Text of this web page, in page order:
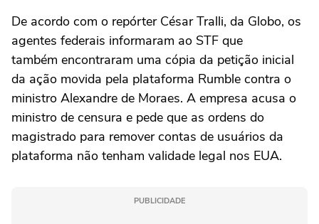
De acordo com o repórter César Tralli, da Globo, os
agentes federais informaram ao STF que
também encontraram uma cópia da petição inicial
da ação movida pela plataforma Rumble contra o
ministro Alexandre de Moraes. A empresa acusa o
ministro de censura e pede que as ordens do
magistrado para remover contas de usuários da
plataforma não tenham validade legal nos EUA.
PUBLICIDADE